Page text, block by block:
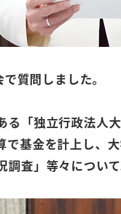
質問しました。
る「独立行政法人
で基金を計上し、
査」等々につい